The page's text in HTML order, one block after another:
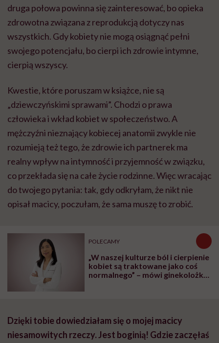
druga połowa powinna się zainteresować, bo opieka
zdrowotna związana z reprodukcją dotyczy nas
wszystkich. Gdy kobiety nie mogą osiągnąć pełni
swojego potencjału, bo cierpi ich zdrowie intymne,
cierpią wszyscy.
Kwestie, które poruszam w książce, nie są
„dziewczyńskimi sprawami”. Chodzi o prawa
człowieka i wkład kobiet w społeczeństwo. A
mężczyźni nieznający kobiecej anatomii zwykle nie
rozumieją też tego, że zdrowie ich partnerek ma
realny wpływ na intymność i przyjemność w związku,
co przekłada się na całe życie rodzinne. Więc wracając
do twojego pytania: tak, gdy odkryłam, że nikt nie
opisał macicy, poczułam, że sama muszę to zrobić.
POLECAMY
„W naszej kulturze ból i cierpienie
kobiet są traktowane jako coś
normalnego” – mówi ginekolożka
Dzięki tobie dowiedziałam się o mojej macicy
niesamowitych rzeczy. Jest boginią! Gdzie zaczęłaś